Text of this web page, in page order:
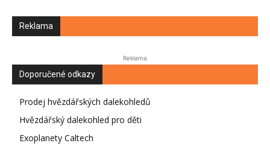
Reklama
Reklama
Doporučené odkazy
Prodej hvězdářských dalekohledů
Hvězdářský dalekohled pro děti
Exoplanety Caltech